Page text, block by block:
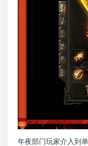
年夜部门玩家介入到